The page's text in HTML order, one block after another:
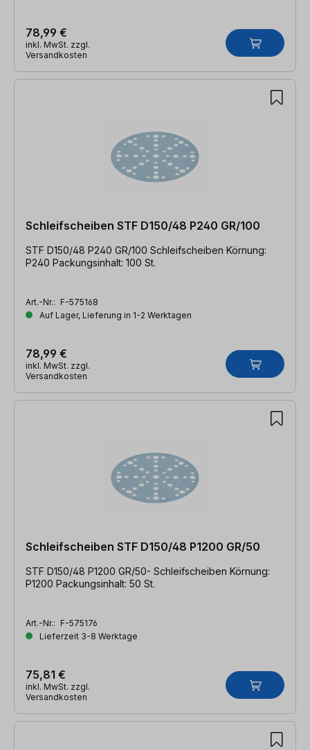
78,99 €
inkl. MwSt. zzgl.
Versandkosten
Schleifscheiben STF D150/48 P240 GR/100
STF D150/48 P240 GR/100 Schleifscheiben Körnung:
P240 Packungsinhalt: 100 St.
Art.-Nr.: F-575168
Auf Lager, Lieferung in 1-2 Werktagen
78,99 €
inkl. MwSt. zzgl.
Versandkosten
Schleifscheiben STF D150/48 P1200 GR/50
STF D150/48 P1200 GR/50- Schleifscheiben Körnung:
P1200 Packungsinhalt: 50 St.
Art.-Nr.: F-575176
Lieferzeit 3-8 Werktage
75,81 €
inkl. MwSt. zzgl.
Versandkosten